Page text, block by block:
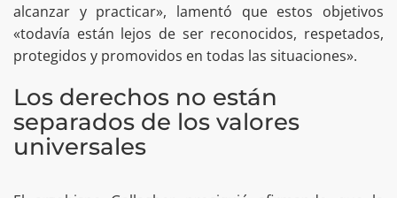
alcanzar y practicar», lamentó que estos objetivos
«todavía están lejos de ser reconocidos, respetados,
protegidos y promovidos en todas las situaciones».
Los derechos no están
separados de los valores
universales